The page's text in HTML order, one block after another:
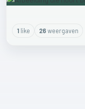
1like 26weergaven